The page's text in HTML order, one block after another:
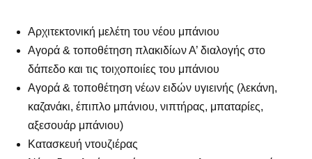
Αρχιτεκτονική μελέτη του νέου μπάνιου
Αγορά & τοποθέτηση πλακιδίων Α’ διαλογής στο
δάπεδο και τις τοιχοποιίες του μπάνιου
Αγορά & τοποθέτηση νέων ειδών υγιεινής (λεκάνη,
καζανάκι, έπιπλο μπάνιου, νιπτήρας, μπαταρίες,
αξεσουάρ μπάνιου)
Κατασκευή ντουζιέρας